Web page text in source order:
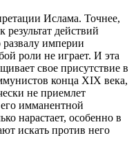
Ислама. Точнее,
результат действий
империи
роли не играет. И эта
свое присутствие в
конца XIX века,
не приемлет
имманентной
нарастает, особенно в
искать против него